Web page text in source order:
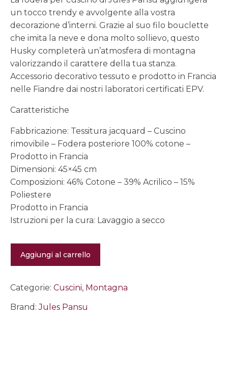
un tocco trendy e avvolgente alla vostra
decorazione d’interni. Grazie al suo filo bouclette
che imita la neve e dona molto sollievo, questo
Husky completerà un’atmosfera di montagna
valorizzando il carattere della tua stanza.
Accessorio decorativo tessuto e prodotto in Francia
nelle Fiandre dai nostri laboratori certificati EPV.
Caratteristiche
Fabbricazione: Tessitura jacquard – Cuscino
rimovibile – Fodera posteriore 100% cotone –
Prodotto in Francia
Dimensioni: 45×45 cm
Composizioni: 46% Cotone – 39% Acrilico – 15%
Poliestere
Prodotto in Francia
Istruzioni per la cura: Lavaggio a secco
Huskies
Aggiungi al carrello
Categorie: Cuscini, Montagna
Brand:Jules Pansu